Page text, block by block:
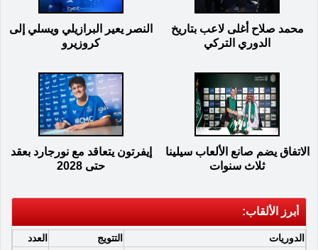
محمد صلاح أغلى لاعب بتاريخ
الدوري التركي
النصر يعير البرازيلي ويسلي إلى
كروزيرو
الاتفاق يضم صانع الألعاب سيلينا
ثلاث سنوات
إيفرتون يتعاقد مع نورجارد بعقد
حتى 2028
أبرز الألقاب:
الدوريات التتويج
العدد